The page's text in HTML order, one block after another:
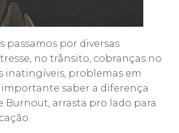
passamos por diversas
no trânsito, cobranças no
inatingíveis, problemas em
importante saber a diferença
Burnout, arrasta pro lado para